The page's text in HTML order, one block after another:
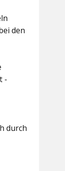
den
-
durch